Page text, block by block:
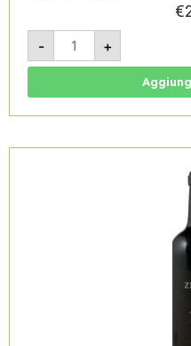
€
-
Azisa
Bianco
Sicilia
DOC
quantità
+